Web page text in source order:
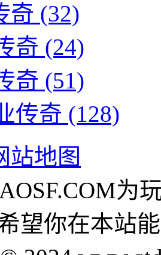
奇 (32)
奇 (24)
奇 (51)
传奇 (128)
站地图
为
望你在本站